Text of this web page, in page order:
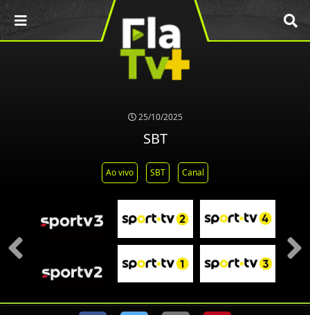
25/10/2025
SBT
Ao vivo SBT Canal